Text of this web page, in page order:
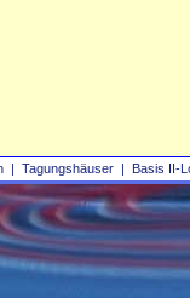
| Tagungshäuser | Basis